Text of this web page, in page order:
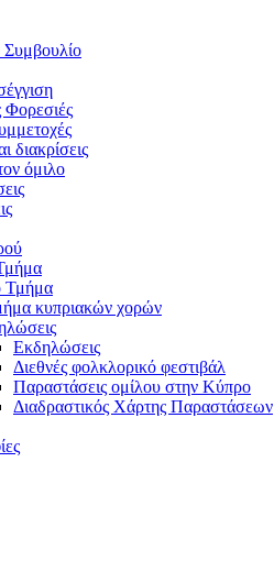
Συμβουλίο
Φορεσιές
διακρίσεις
όμιλο
Τμήμα
κυπριακών χορών
Εκδηλώσεις
Διεθνές φολκλορικό φεστιβάλ
Παραστάσεις ομίλου στην Κύπρο
Διαδραστικός Χάρτης Παραστάσεων